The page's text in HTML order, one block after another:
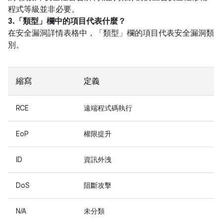
程式等級並非必要。
3.「類型」 欄中的項目代表什麼？
在安全漏洞詳情表格中，「類型」 欄的項目代表安全漏洞類
別。
縮寫 定義
RCE 遠端程式碼執行
EoP 權限提升
ID 資訊外洩
DoS 阻斷攻擊
N/A 未分類